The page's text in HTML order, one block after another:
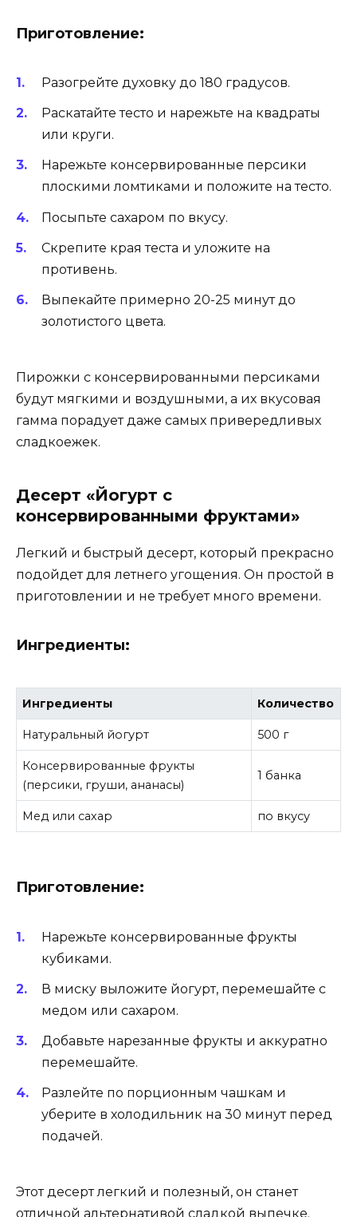
Приготовление:
Разогрейте духовку до 180 градусов.
Раскатайте тесто и нарежьте на квадраты
или круги.
Нарежьте консервированные персики
плоскими ломтиками и положите на тесто.
Посыпьте сахаром по вкусу.
Скрепите края теста и уложите на
противень.
Выпекайте примерно 20-25 минут до
золотистого цвета.
Пирожки с консервированными персиками
будут мягкими и воздушными, а их вкусовая
гамма порадует даже самых привередливых
сладкоежек.
Десерт «Йогурт с
консервированными фруктами»
Легкий и быстрый десерт, который прекрасно
подойдет для летнего угощения. Он простой в
приготовлении и не требует много времени.
Ингредиенты:
Ингредиенты Количество
Натуральный йогурт 500 г
Консервированные фрукты
(персики, груши, ананасы)
1 банка
Мед или сахар по вкусу
Приготовление:
Нарежьте консервированные фрукты
кубиками.
В миску выложите йогурт, перемешайте с
медом или сахаром.
Добавьте нарезанные фрукты и аккуратно
перемешайте.
Разлейте по порционным чашкам и
уберите в холодильник на 30 минут перед
подачей.
Этот десерт легкий и полезный, он станет
отличной альтернативой сладкой выпечке.